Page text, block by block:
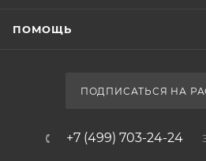
ПОМОЩЬ
ПОДПИСАТЬСЯ НА
+7 (499) 703-24-24